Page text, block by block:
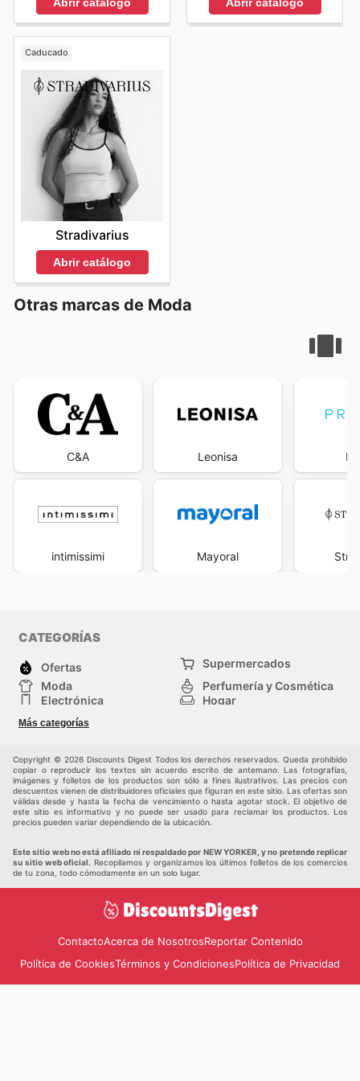
Caducado
Stradivarius
Abrir catálogo
Otras marcas de Moda
C&A
intimissimi
Leonisa
Mayoral
CATEGORÍAS
Ofertas
Supermercados
Moda
Perfumería y Cosmética
Electrónica
Hogar
Deporte
Juguetes y bebés
Más categorías
Copyright © 2026 Discounts Digest Todos los derechos reservados. Queda prohibido
copiar o reproducir los textos sin acuerdo escrito de antemano. Las fotografías,
imágenes y folletos de los productos son sólo a fines ilustrativos. Las precios con
descuentos vienen de distribuidores oficiales que figuran en este sitio. Las ofertas son
válidas desde y hasta la fecha de vencimiento o hasta agotar stock. El objetivo de
este sitio es informativo y no puede ser usado para reclamar los productos. Los
precios pueden variar dependiendo de la ubicación.
Este sitio web no está afiliado ni respaldado por NEW YORKER, y no pretende replicar
su sitio web oficial. Recopilamos y organizamos los últimos folletos de los comercios
de tu zona, todo cómodamente en un solo lugar.
ContactoAcerca de NosotrosReportar Contenido
Política de CookiesTérminos y CondicionesPolítica de Privacidad